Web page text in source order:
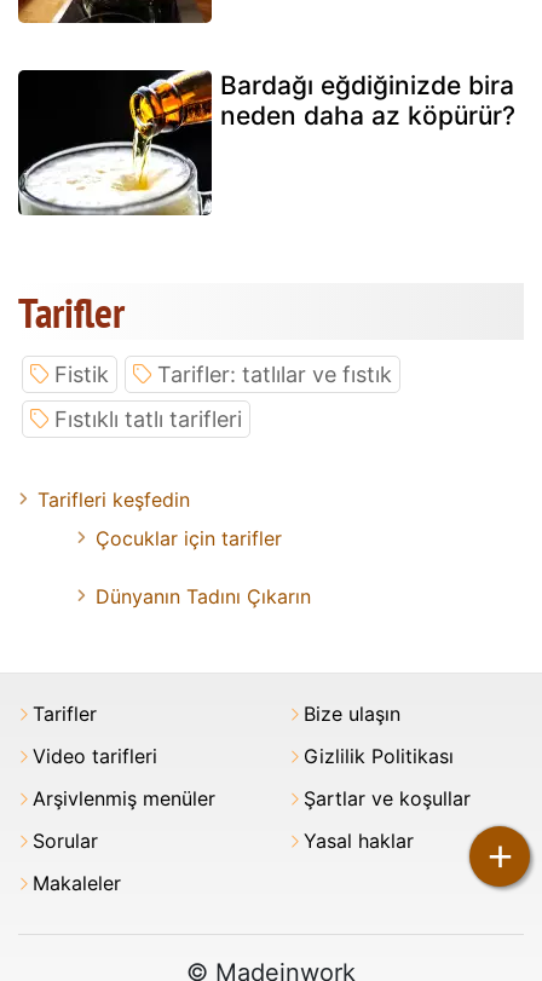
+
Bardağı eğdiğinizde bira
neden daha az köpürür?
Tarifler
Fistik
Tarifler: tatlılar ve fıstık
Fıstıklı tatlı tarifleri
Tarifleri keşfedin
Çocuklar için tarifler
Dünyanın Tadını Çıkarın
Tarifler
Video tarifleri
Arşivlenmiş menüler
Sorular
Makaleler
Bize ulaşın
Gizlilik Politikası
Şartlar ve koşullar
Yasal haklar
© Madeinwork